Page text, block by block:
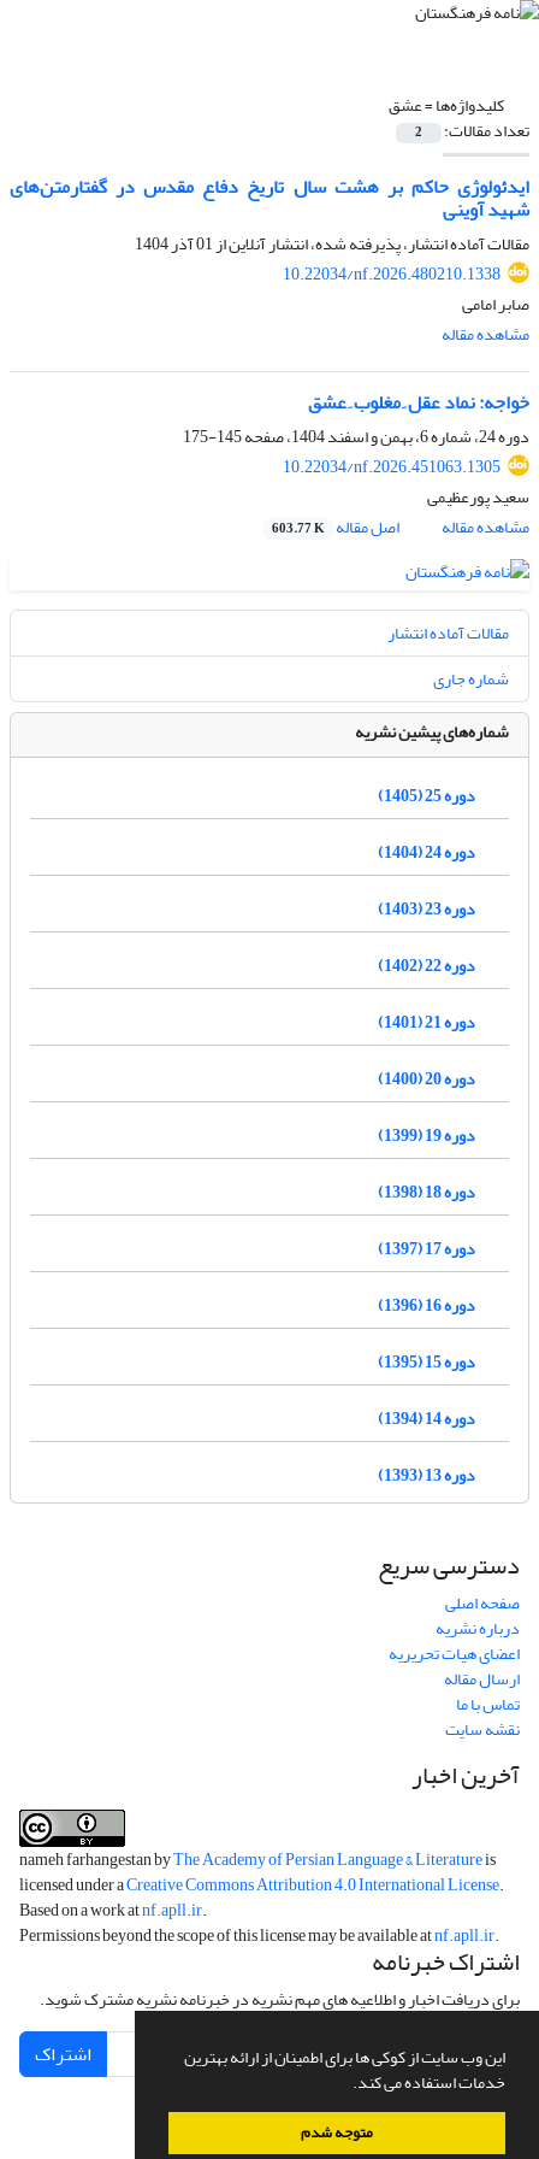
این وب سایت از کوکی ها برای اطمینان از ارائه بهترین
خدمات استفاده می کند.
متوجه شدم
کلیدواژه‌ها =عشق
تعداد مقالات: 2
ایدئولوژی حاکم بر هشت سال تاریخ دفاع مقدس در گفتارمتن‌های
شهید آوینی
مقالات آماده انتشار، پذیرفته شده، انتشار آنلاین از01 آذر 1404
10.22034/nf.2026.480210.1338
صابر امامی
مشاهده مقاله
خواجه: نماد عقل ِ مغلوب ِ عشق
دوره 24، شماره 6، بهمن و اسفند 1404، صفحه
145-175
10.22034/nf.2026.451063.1305
سعید پورعظیمی
مشاهده مقاله
اصل مقاله 603.77 K
مقالات آماده انتشار
شماره جاری
شماره‌های پیشین نشریه
دوره 25 (1405)
دوره 24 (1404)
دوره 23 (1403)
دوره 22 (1402)
دوره 21 (1401)
دوره 20 (1400)
دوره 19 (1399)
دوره 18 (1398)
دوره 17 (1397)
دوره 16 (1396)
دوره 15 (1395)
دوره 14 (1394)
دوره 13 (1393)
دسترسی سریع
صفحه اصلی
درباره نشریه
اعضای هیات تحریریه
ارسال مقاله
تماس با ما
نقشه سایت
آخرین اخبار
nameh farhangestan byThe Academy of Persian Language & Literatureis
licensed under aCreative Commons Attribution 4.0 International License.
Based on a work atnf.apll.ir.
Permissions beyond the scope of this license may be available atnf.apll.ir.
اشتراک خبرنامه
برای دریافت اخبار و اطلاعیه های مهم نشریه در خبرنامه نشریه مشترک شوید.
اشتراک